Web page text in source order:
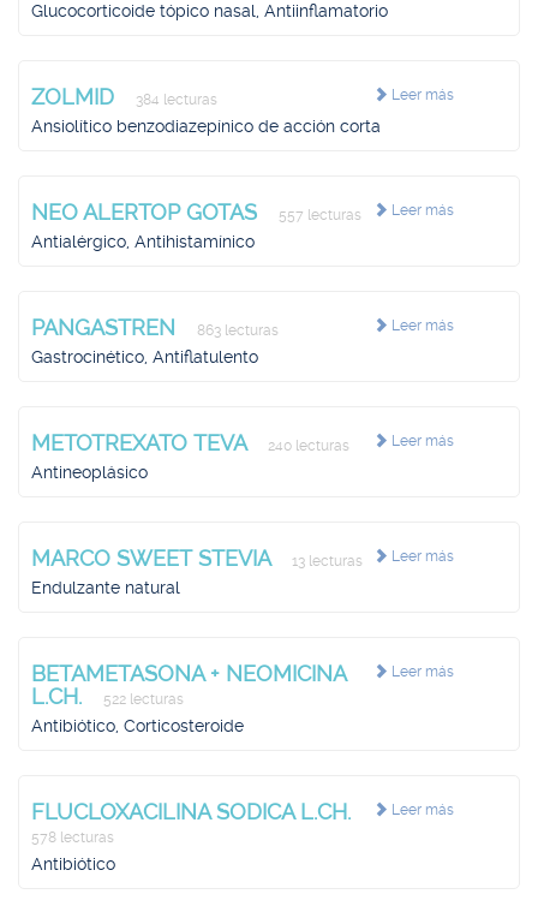
Glucocorticoide tópico nasal, Antiinflamatorio
Leer más
ZOLMID 384 lecturas
Ansiolítico benzodiazepínico de acción corta
Leer más
NEO ALERTOP GOTAS 557 lecturas
Antialérgico, Antihistamínico
Leer más
PANGASTREN 863 lecturas
Gastrocinético, Antiflatulento
Leer más
METOTREXATO TEVA 240 lecturas
Antineoplásico
Leer más
MARCO SWEET STEVIA 13 lecturas
Endulzante natural
Leer más
BETAMETASONA + NEOMICINA
L.CH.
522 lecturas
Antibiótico, Corticosteroide
Leer más
FLUCLOXACILINA SODICA L.CH.
578 lecturas
Antibiótico